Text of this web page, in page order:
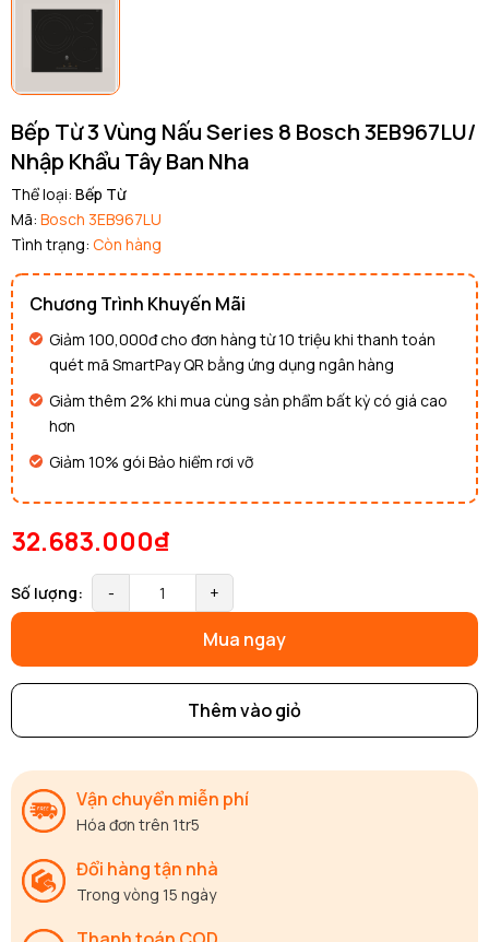
Bếp Từ 3 Vùng Nấu Series 8 Bosch 3EB967LU/
Nhập Khẩu Tây Ban Nha
Thể loại: Bếp Từ
Mã: Bosch 3EB967LU
Tình trạng: Còn hàng
Chương Trình Khuyến Mãi
Giảm 100,000đ cho đơn hàng từ 10 triệu khi thanh toán
quét mã SmartPay QR bằng ứng dụng ngân hàng
Giảm thêm 2% khi mua cùng sản phẩm bất kỳ có giá cao
hơn
Giảm 10% gói Bảo hiểm rơi vỡ
32.683.000₫
Số lượng: - +
Mua ngay
Thêm vào giỏ
Vận chuyển miễn phí
Hóa đơn trên 1tr5
Đổi hàng tận nhà
Trong vòng 15 ngày